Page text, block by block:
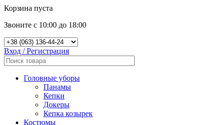
Корзина пуста
Звоните с 10:00 до 18:00
Вход / Регистрация
Головные уборы
Панамы
Кепки
Докеры
Кепка козырек
Костюмы